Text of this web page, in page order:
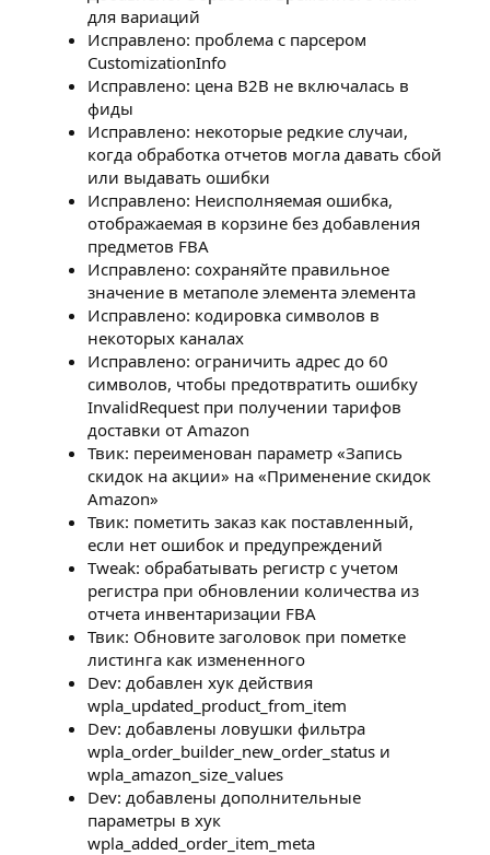
для вариаций
Исправлено: проблема с парсером
CustomizationInfo
Исправлено: цена B2B не включалась в
фиды
Исправлено: некоторые редкие случаи,
когда обработка отчетов могла давать сбой
или выдавать ошибки
Исправлено: Неисполняемая ошибка,
отображаемая в корзине без добавления
предметов FBA
Исправлено: сохраняйте правильное
значение в метаполе элемента элемента
Исправлено: кодировка символов в
некоторых каналах
Исправлено: ограничить адрес до 60
символов, чтобы предотвратить ошибку
InvalidRequest при получении тарифов
доставки от Amazon
Твик: переименован параметр «Запись
скидок на акции» на «Применение скидок
Amazon»
Твик: пометить заказ как поставленный,
если нет ошибок и предупреждений
Tweak: обрабатывать регистр с учетом
регистра при обновлении количества из
отчета инвентаризации FBA
Твик: Обновите заголовок при пометке
листинга как измененного
Dev: добавлен хук действия
wpla_updated_product_from_item
Dev: добавлены ловушки фильтра
wpla_order_builder_new_order_status и
wpla_amazon_size_values
Dev: добавлены дополнительные
параметры в хук
wpla_added_order_item_meta